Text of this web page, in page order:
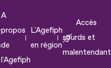
A
propos
de
l'Agefiph
L'Agefiph
en région
Accès
sourds et